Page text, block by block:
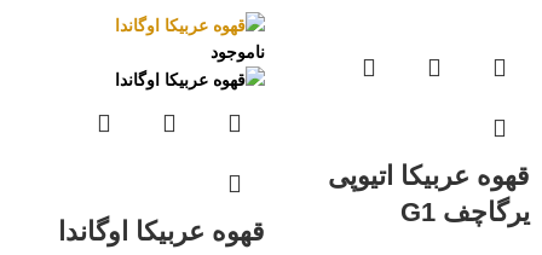
قهوه عربیکا اتیوپی
یرگاچف G1
ناموجود
قهوه عربیکا اوگاندا